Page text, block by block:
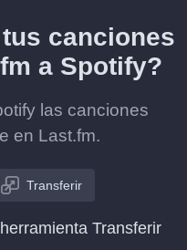
canciones
a Spotify?
las canciones
en Last.fm.
Transferir
Transferir